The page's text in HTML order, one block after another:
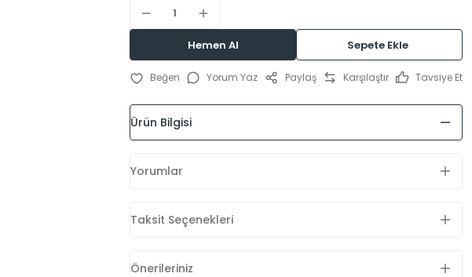
Hemen Al Sepete Ekle
Yorum Yaz Paylaş Karşılaştır Tavsiye Et
Ürün Bilgisi
Yorumlar
Taksit Seçenekleri
Önerileriniz